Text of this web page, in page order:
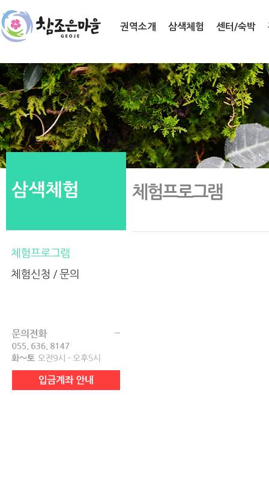
권역소개 삼색체험 센터/숙박
체험프로그램